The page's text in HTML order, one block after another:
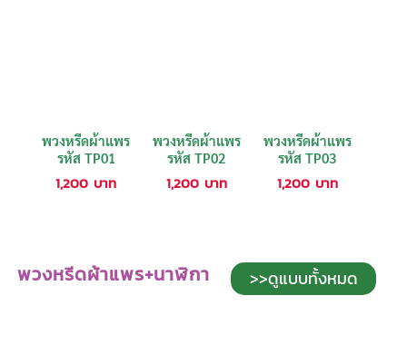
พวงหรีดผ้าแพร
รหัส TP01
1,200 บาท
พวงหรีดผ้าแพร
รหัส TP02
1,200 บาท
พวงหรีดผ้าแพร
รหัส TP03
1,200 บาท
พวงหรีดผ้าแพร+นาฬิกา >>ดูแบบทั้งหมด